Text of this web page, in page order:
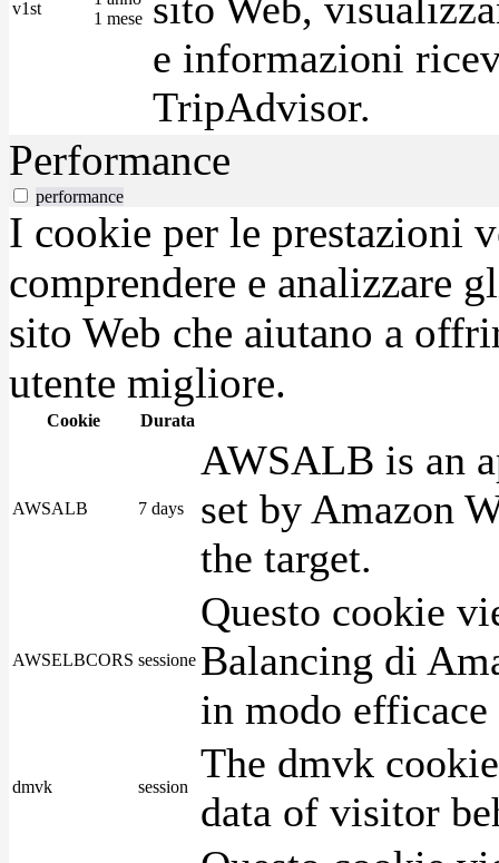
v1st
1 mese
e informazioni
TripAdvisor.
Performance
performance
I cookie per le prestazioni
comprendere e analizzare
sito Web che aiutano a
utente migliore.
Cookie Durata
AWSALB 7 days
AWSALB is an
set by Amazon
the target.
AWSELBCORS sessione
Questo cookie
Balancing di
in modo
dmvk session
The dmvk
data of visitor